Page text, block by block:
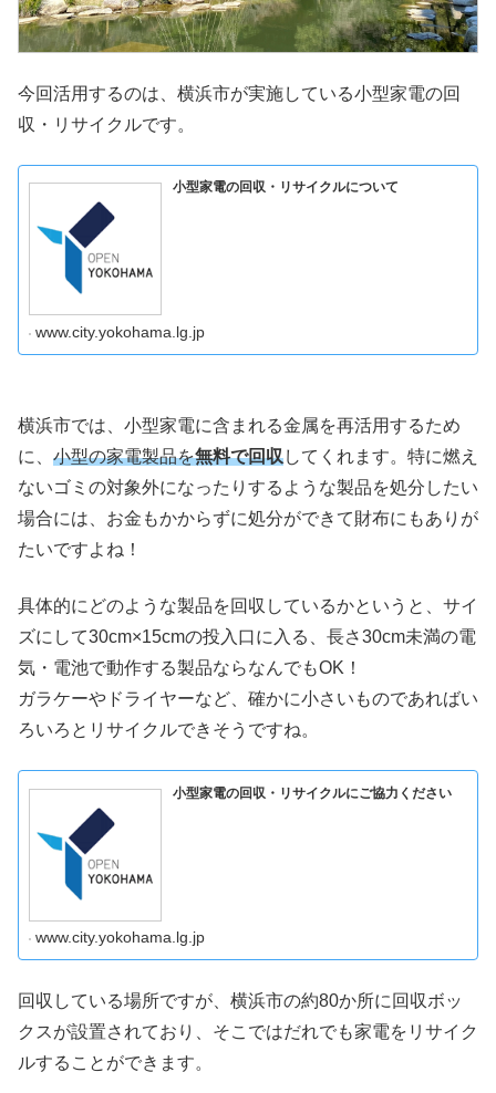
今回活用するのは、横浜市が実施している小型家電の回
収・リサイクルです。
小型家電の回収・リサイクルについて
www.city.yokohama.lg.jp
横浜市では、小型家電に含まれる金属を再活用するため
に、 小型の家電製品を無料で回収してくれます。特に燃え
ないゴミの対象外になったりするような製品を処分したい
場合には、お金もかからずに処分ができて財布にもありが
たいですよね！
具体的にどのような製品を回収しているかというと、サイ
ズにして30cm×15cmの投入口に入る、長さ30cm未満の電
気・電池で動作する製品ならなんでもOK！
ガラケーやドライヤーなど、確かに小さいものであればい
ろいろとリサイクルできそうですね。
小型家電の回収・リサイクルにご協力ください
www.city.yokohama.lg.jp
回収している場所ですが、横浜市の約80か所に回収ボッ
クスが設置されており、そこではだれでも家電をリサイク
ルすることができます。